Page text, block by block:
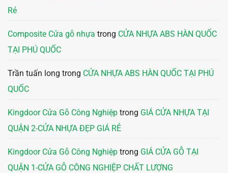
Rẻ
Composite Cửa gỗ nhựa trong CỬA NHỰA ABS HÀN QUỐC
TẠI PHÚ QUỐC
Trần tuấn long trong CỬA NHỰA ABS HÀN QUỐC TẠI PHÚ
QUỐC
Kingdoor Cửa Gỗ Công Nghiệp trong GIÁ CỬA NHỰA TẠI
QUẬN 2-CỬA NHỰA ĐẸP GIÁ RẺ
Kingdoor Cửa Gỗ Công Nghiệp trong GIÁ CỬA GỖ TẠI
QUẬN 1-CỬA GỖ CÔNG NGHIỆP CHẤT LƯỢNG